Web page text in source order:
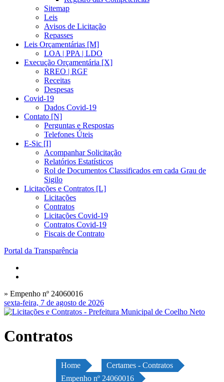
Sitemap
Leis
Avisos de Licitação
Repasses
Leis Orçamentárias [M]
LOA | PPA | LDO
Execução Orçamentária [X]
RREO | RGF
Receitas
Despesas
Covid-19
Dados Covid-19
Contato [N]
Perguntas e Respostas
Telefones Úteis
E-Sic [I]
Acompanhar Solicitação
Relatórios Estatísticos
Rol de Documentos Classificados em cada Grau de
Sigilo
Licitações e Contratos [L]
Licitações
Contratos
Licitações Covid-19
Contratos Covid-19
Fiscais de Contrato
Portal da Transparência
» Empenho nº 24060016
sexta-feira, 7 de agosto de 2026
Contratos
Home
Certames - Contratos
Empenho nº 24060016